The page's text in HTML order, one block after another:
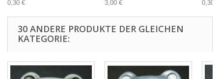
0,30 €
3,00 €
0,30 €
30 ANDERE PRODUKTE DER GLEICHEN
KATEGORIE: